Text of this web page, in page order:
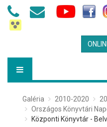
Galéria 2010-2020
Országos Könyvtári
Központi Könyvtár -